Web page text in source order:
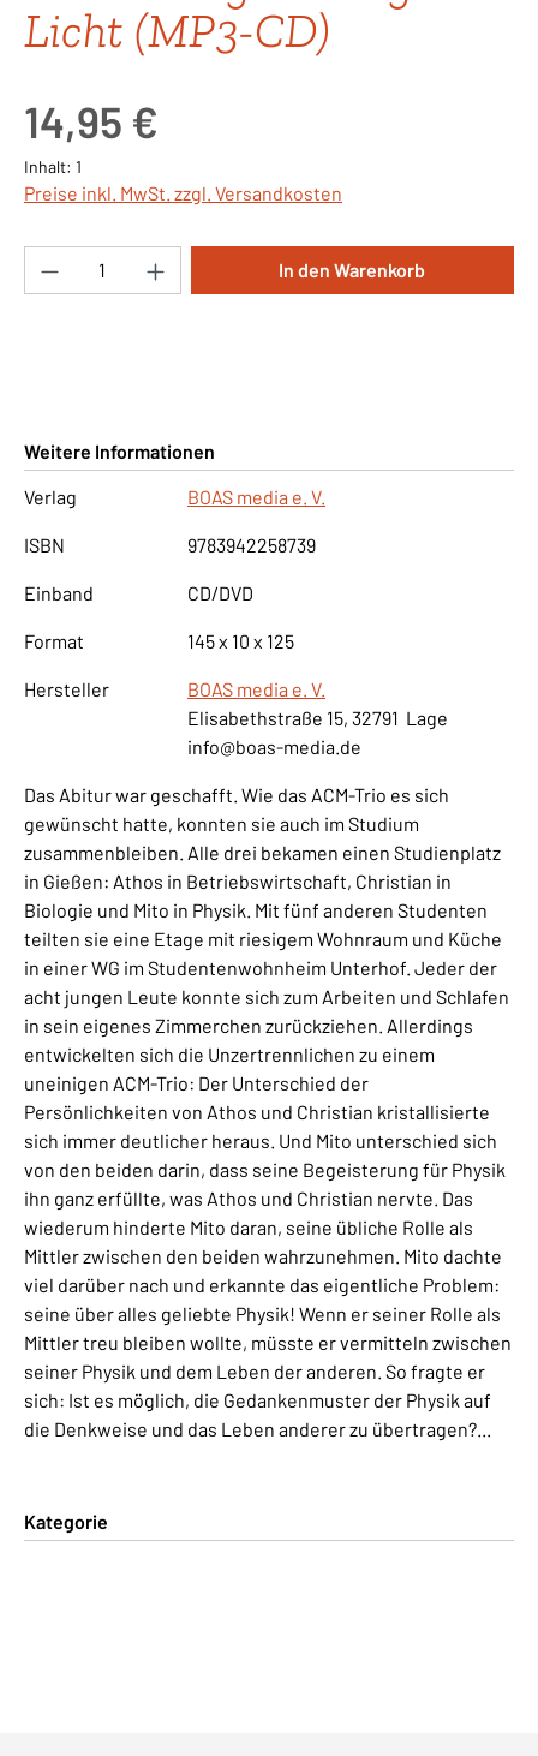
Licht (MP3-CD)
14,95 €
Inhalt: 1
Preise inkl. MwSt. zzgl. Versandkosten
Produkt Anzahl: Gib den gewünschten
In den Warenkorb
Weitere Informationen
Verlag
BOAS media e. V.
ISBN 9783942258739
Einband CD/DVD
Format 145 x 10 x 125
Hersteller
BOAS media e. V.
Elisabethstraße 15, 32791 Lage
info@boas-media.de
Das Abitur war geschafft. Wie das ACM-Trio es sich
gewünscht hatte, konnten sie auch im Studium
zusammenbleiben. Alle drei bekamen einen Studienplatz
in Gießen: Athos in Betriebswirtschaft, Christian in
Biologie und Mito in Physik. Mit fünf anderen Studenten
teilten sie eine Etage mit riesigem Wohnraum und Küche
in einer WG im Studentenwohnheim Unterhof. Jeder der
acht jungen Leute konnte sich zum Arbeiten und Schlafen
in sein eigenes Zimmerchen zurückziehen. Allerdings
entwickelten sich die Unzertrennlichen zu einem
uneinigen ACM-Trio: Der Unterschied der
Persönlichkeiten von Athos und Christian kristallisierte
sich immer deutlicher heraus. Und Mito unterschied sich
von den beiden darin, dass seine Begeisterung für Physik
ihn ganz erfüllte, was Athos und Christian nervte. Das
wiederum hinderte Mito daran, seine übliche Rolle als
Mittler zwischen den beiden wahrzunehmen. Mito dachte
viel darüber nach und erkannte das eigentliche Problem:
seine über alles geliebte Physik! Wenn er seiner Rolle als
Mittler treu bleiben wollte, müsste er vermitteln zwischen
seiner Physik und dem Leben der anderen. So fragte er
sich: Ist es möglich, die Gedankenmuster der Physik auf
die Denkweise und das Leben anderer zu übertragen?...
Kategorie